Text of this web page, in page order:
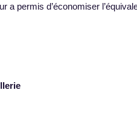
a permis d’économiser